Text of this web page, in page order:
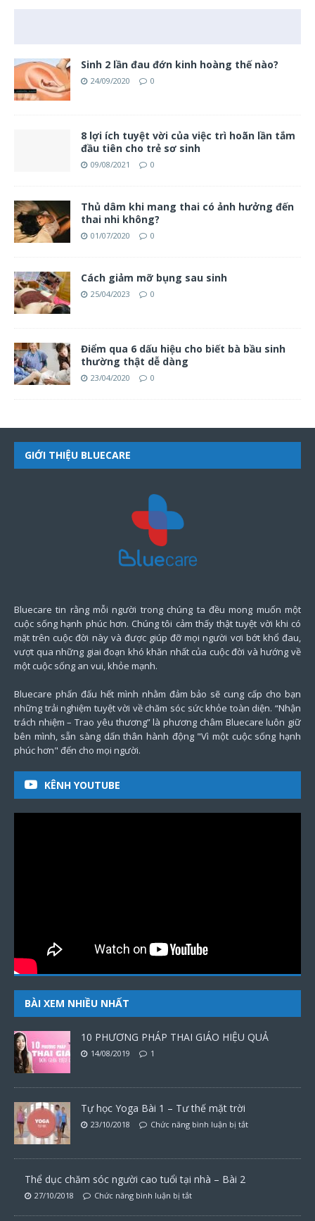
Sinh 2 lần đau đớn kinh hoàng thế nào?
24/09/2020 0
8 lợi ích tuyệt vời của việc trì hoãn lần tắm
đầu tiên cho trẻ sơ sinh
09/08/2021 0
Thủ dâm khi mang thai có ảnh hưởng đến
thai nhi không?
01/07/2020 0
Cách giảm mỡ bụng sau sinh
25/04/2023 0
Điểm qua 6 dấu hiệu cho biết bà bầu sinh
thường thật dễ dàng
23/04/2020 0
GIỚI THIỆU BLUECARE
Bluecare tin rằng mỗi người trong chúng ta đều mong muốn một
cuộc sống hạnh phúc hơn. Chúng tôi cảm thấy thật tuyệt vời khi có
mặt trên cuộc đời này và được giúp đỡ mọi người vơi bớt khổ đau,
vượt qua những giai đoạn khó khăn nhất của cuộc đời và hướng về
một cuộc sống an vui, khỏe mạnh.
Bluecare phấn đấu hết mình nhằm đảm bảo sẽ cung cấp cho bạn
những trải nghiệm tuyệt vời về chăm sóc sức khỏe toàn diện. “Nhận
trách nhiệm – Trao yêu thương” là phương châm Bluecare luôn giữ
bên mình, sẵn sàng dấn thân hành động "Vì một cuộc sống hạnh
phúc hơn" đến cho mọi người.
KÊNH YOUTUBE
BÀI XEM NHIỀU NHẤT
10 PHƯƠNG PHÁP THAI GIÁO HIỆU QUẢ
14/08/2019 1
Tự học Yoga Bài 1 – Tư thế mặt trời
23/10/2018 Chức năng bình luận bị tắt
Thể dục chăm sóc người cao tuổi tại nhà – Bài 2
27/10/2018 Chức năng bình luận bị tắt